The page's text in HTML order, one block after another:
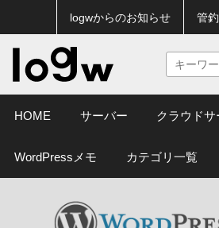
logwからのお知らせ 管
HOME サーバー クラウドサ
WordPressメモ カテゴリ一覧